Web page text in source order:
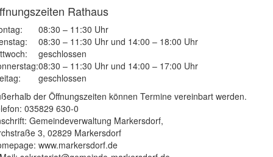
Rathaus
08:30 – 11:30 Uhr
08:30 – 11:30 Uhr und 14:00 – 18:00 Uhr
geschlossen
08:30 – 11:30 Uhr und 14:00 – 17:00 Uhr
geschlossen
der Öffnungszeiten können Termine vereinbart werden.
035829 630-0
Gemeindeverwaltung Markersdorf,
3, 02829 Markersdorf
www.markersdorf.de